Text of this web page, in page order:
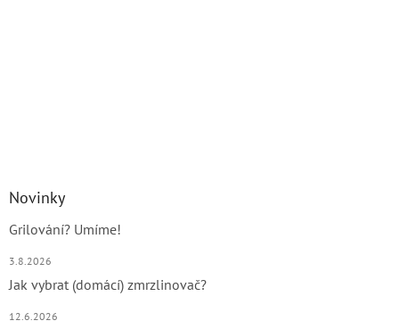
Novinky
Grilování? Umíme!
3.8.2026
Jak vybrat (domácí) zmrzlinovač?
12.6.2026